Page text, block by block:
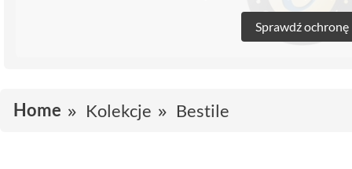
Sprawdź ochronę
Home Kolekcje Bestile